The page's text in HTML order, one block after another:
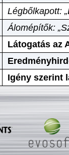
Légbőlkapott:
Álomépítők:
Látogatás az
Igény szerint